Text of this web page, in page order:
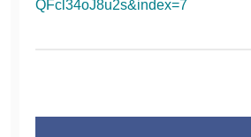
QFcl34oJ8u2s&index=7